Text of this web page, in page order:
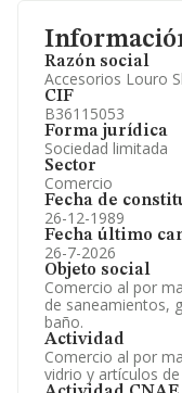
Razón social
Accesorios Louro Sl
CIF
B36115053
Forma jurídica
Sociedad limitada
Sector
Comercio
Fecha de
26-12-1989
Fecha último
26-7-2026
Objeto social
Comercio al por
de saneamientos,
baño.
Actividad
Comercio al por
vidrio y artículos
Información